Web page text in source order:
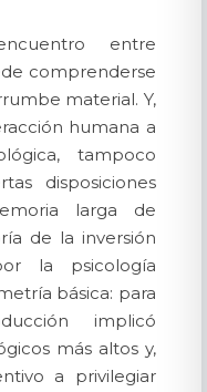
entre
comprenderse
material. Y,
humana a
tampoco
disposiciones
larga de
de la inversión
la psicología
básica: para
implicó
más altos y,
a privilegiar